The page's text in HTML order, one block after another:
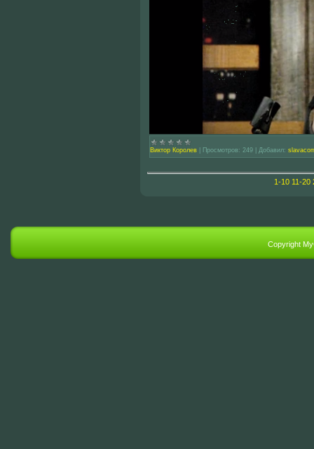
Виктор Королев Просмотров: 249 Добавил:
1-10 11-20
Copyright